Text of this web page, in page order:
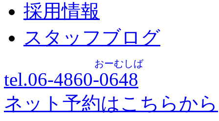
採用情報
スタッフブログ
tel.06-4860-0648
おーむしば
ネット予約はこちらから